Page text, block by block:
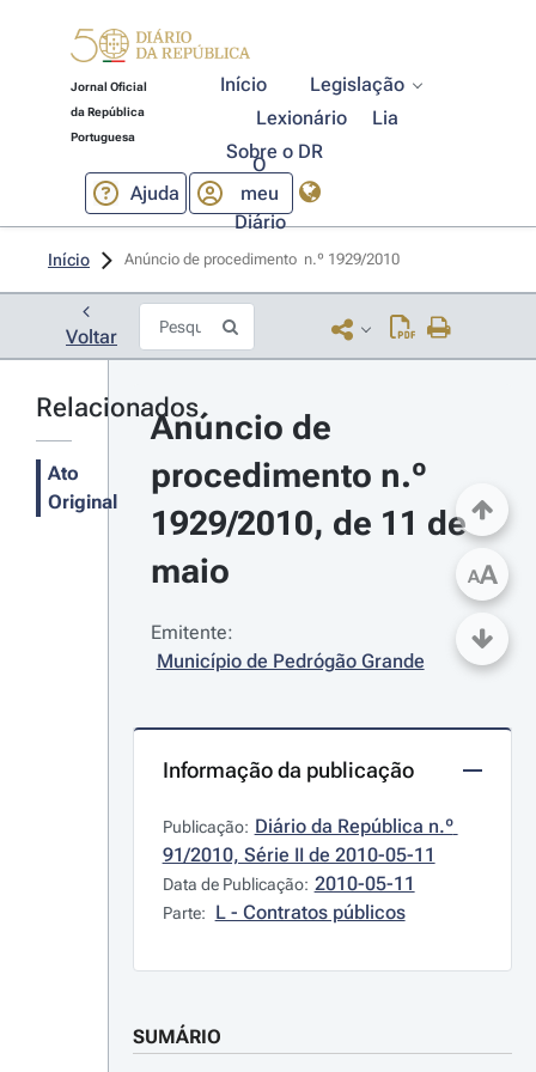
Jornal Oficial
da República
Portuguesa
Início
Legislação
Lexionário
Lia
Sobre o DR
Ajuda
O
meu
Diário
Início Anúncio de procedimento  n.º 1929/2010
Voltar
Relacionados
Ato
Original
Anúncio de
procedimento n.º
1929/2010, de 11 de
maio
Emitente:
Município de Pedrógão Grande
Informação da publicação
Publicação: Diário da República n.º
91/2010, Série II de 2010-05-11
Data de Publicação: 2010-05-11
Parte: L - Contratos públicos
SUMÁRIO
AA